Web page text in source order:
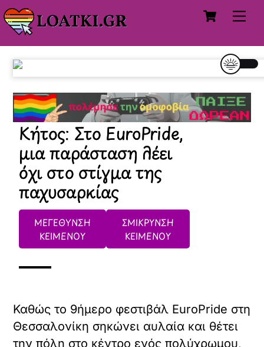
Skip
to
content
Cart
Κήτος: Στο EuroPride,
μια παράσταση λέει
όχι στο στίγμα της
παχυσαρκίας
ΜΕΓΕΘΥΝΣΗ
ΚΕΙΜΕΝΟΥ
ΣΜΙΚΡΥΝΣΗ
ΚΕΙΜΕΝΟΥ
Καθώς το 9ήμερο φεστιβάλ EuroPride στη
Θεσσαλονίκη σηκώνει αυλαία και θέτει
την πόλη στο κέντρο ενός πολύχρωμου,